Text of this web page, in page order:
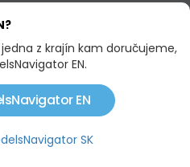
pes
filmovej postavičky p
z krajín kam doručujeme,
EN.
EN
SK